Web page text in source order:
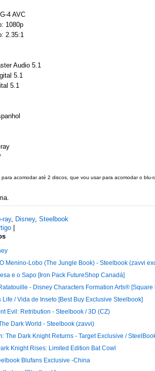
4 AVC
1080p
2.35:1
Audio 5.1
5.1
5.1
acomodar até 2 discos, que vou usar para acomodar o blu-
ray, Disney, Steelbook
Menino-Lobo (The Jungle Book) - Steelbook (zavvi
e o Sapo [Iron Pack FutureShop Canadá]
- Disney Characters Formation Arts® [Square
Life / Vida de Inseto [Best Buy Exclusive Steelbook]
Evil: Retribution - Steelbook / 3D (CZ)
Dark World - Steelbook (zavvi)
The Dark Knight Returns - Target Exclusive /
Knight Rises: Limited Edition Bat Cowl
Blufans Exclusive -China